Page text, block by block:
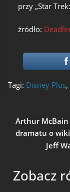
przy „Star
źródło:
Tagi: Disney Plus,
Arthur McBain
dramatu o
Jeff
Zobacz